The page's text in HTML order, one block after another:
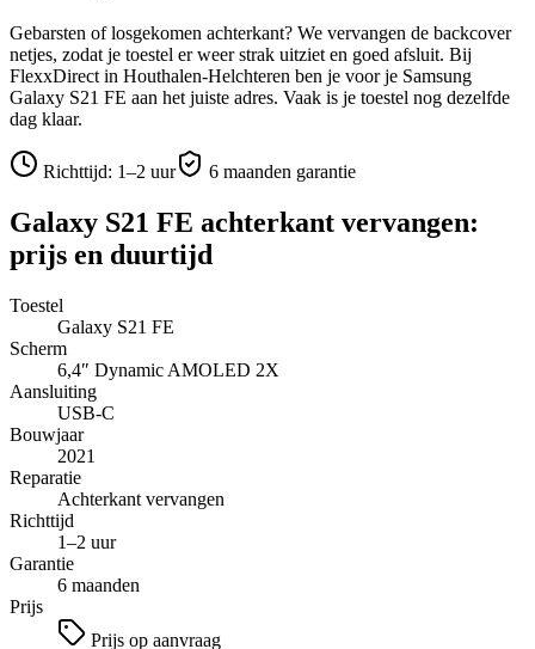
Gebarsten of losgekomen achterkant? We vervangen de backcover
netjes, zodat je toestel er weer strak uitziet en goed afsluit. Bij
FlexxDirect in Houthalen-Helchteren ben je voor je Samsung
Galaxy S21 FE aan het juiste adres. Vaak is je toestel nog dezelfde
dag klaar.
Richttijd: 1–2 uur 6 maanden garantie
Galaxy S21 FE achterkant vervangen:
prijs en duurtijd
Toestel
Galaxy S21 FE
Scherm
6,4″ Dynamic AMOLED 2X
Aansluiting
USB-C
Bouwjaar
2021
Reparatie
Achterkant vervangen
Richttijd
1–2 uur
Garantie
6 maanden
Prijs
Prijs op aanvraag